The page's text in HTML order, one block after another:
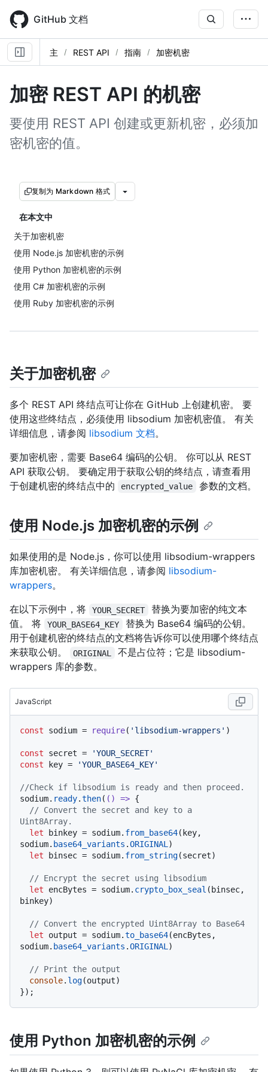
main
content
GitHub 文档
主 REST API 指南 加密机密
加密 REST API 的机密
要使用 REST API 创建或更新机密，必须加
密机密的值。
复制为 Markdown 格式
在本文中
关于加密机密
使用 Node.js 加密机密的示例
使用 Python 加密机密的示例
使用 C# 加密机密的示例
使用 Ruby 加密机密的示例
关于加密机密
多个 REST API 终结点可让你在 GitHub 上创建机密。 要
使用这些终结点，必须使用 libsodium 加密机密值。 有关
详细信息，请参阅 libsodium 文档。
要加密机密，需要 Base64 编码的公钥。 你可以从 REST
API 获取公钥。 要确定用于获取公钥的终结点，请查看用
于创建机密的终结点中的
encrypted_value 参数的文档。
使用 Node.js 加密机密的示例
如果使用的是 Node.js，你可以使用 libsodium-wrappers
库加密机密。 有关详细信息，请参阅 libsodium-
wrappers。
在以下示例中，将
YOUR_SECRET
替换为要加密的纯文本
值。 将
YOUR_BASE64_KEY
替换为 Base64 编码的公钥。
用于创建机密的终结点的文档将告诉你可以使用哪个终结点
来获取公钥。
ORIGINAL
不是占位符；它是 libsodium-
wrappers 库的参数。
JavaScript
const sodium = require( 'libsodium-wrappers' )
const secret =
'YOUR_SECRET'
const key = 'YOUR_BASE64_KEY'
//Check if libsodium is ready and then proceed.
sodium. ready.then( () => {
// Convert the secret and key to a
Uint8Array.
let binkey = sodium. from_base64(key,
sodium. base64_variants .ORIGINAL)
let binsec = sodium. from_string(secret)
// Encrypt the secret using libsodium
let encBytes = sodium. crypto_box_seal (binsec,
binkey)
// Convert the encrypted Uint8Array to Base64
let output = sodium.to_base64(encBytes,
sodium. base64_variants .ORIGINAL)
// Print the output
console. log(output)
使用 Python 加密机密的示例